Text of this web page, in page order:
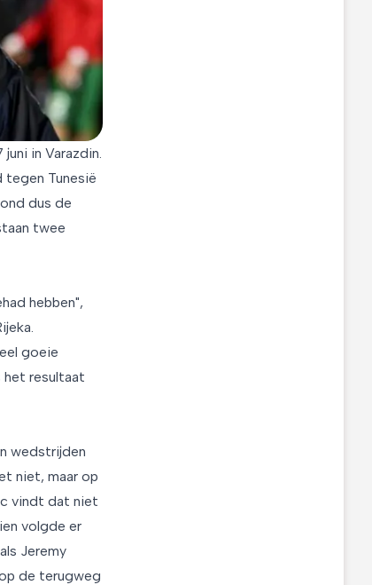
in Varazdin.
Tunesië
dus de
twee
hebben",
goeie
het resultaat
wedstrijden
niet, maar op
vindt dat niet
volgde er
Jeremy
de terugweg